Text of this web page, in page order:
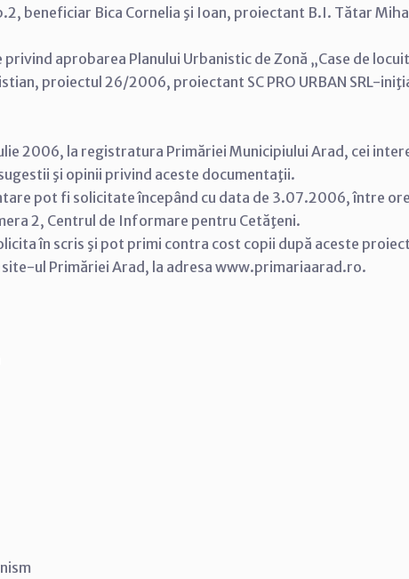
beneficiar Bica Cornelia şi Ioan, proiectant B.I. Tătar
aprobarea Planului Urbanistic de Zonă „Case de
proiectul 26/2006, proiectant SC PRO URBAN SRL-
2006, la registratura Primăriei Municipiului Arad, cei
şi opinii privind aceste documentaţii.
pot fi solicitate începând cu data de 3.07.2006, între
2, Centrul de Informare pentru Cetăţeni.
în scris şi pot primi contra cost copii după aceste
ul Primăriei Arad, la adresa www.primariaarad.ro.